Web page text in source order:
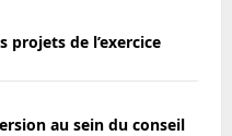
projets de l’exercice
au sein du conseil